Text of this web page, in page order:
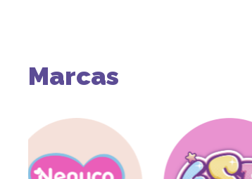
Marcas